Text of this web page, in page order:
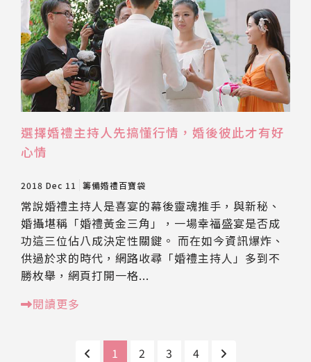
選擇婚禮主持人先搞懂行情，婚後彼此才有好
心情
2018 Dec 11 籌備婚禮百寶袋
常說婚禮主持人是喜宴的幕後靈魂推手，與新秘、
婚攝堪稱「婚禮黃金三角」，一場幸福盛宴是否成
功這三位佔八成決定性關鍵。 而在如今資訊爆炸、
供過於求的時代，網路收尋「婚禮主持人」多到不
勝枚舉，網頁打開一格...
閱讀更多
1 2 3 4